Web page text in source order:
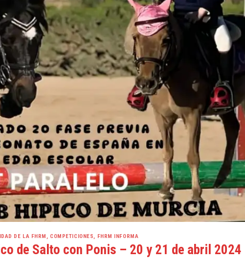
DE LA FHRM , COMPETICIONES, FHRM INFORMA
de Salto con Ponis – 20 y 21 de abril 2024